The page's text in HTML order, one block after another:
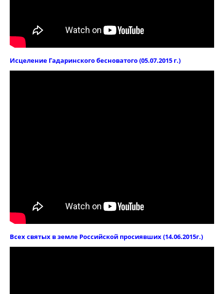
Исцеление Гадаринского бесноватого (05.07.2015 г.)
Всех святых в земле Российской просиявших (14.06.2015г.)